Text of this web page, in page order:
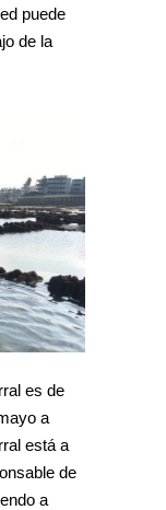
puede
de la
es de
a
está a
de
a